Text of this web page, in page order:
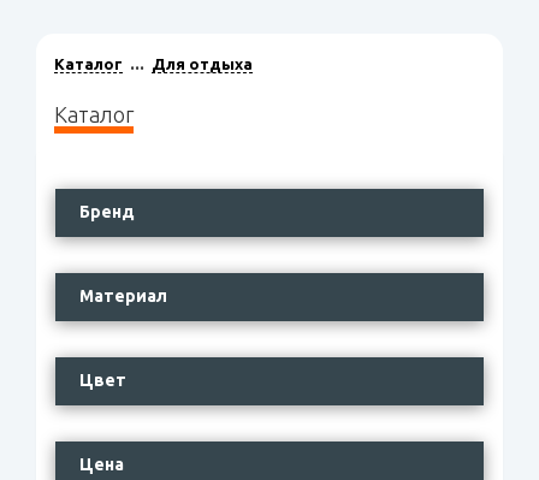
Каталог Для отдыха
Каталог
Бренд
Материал
Цвет
Цена